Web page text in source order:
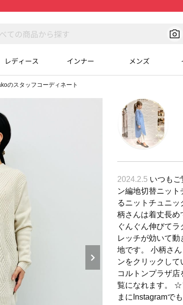
レディース インナー メンズ
のスタッフコーディネート
2024.2.5 いつも
ン編地切替ニッ
るニットチュニ
柄さんは着丈長
ぐんぐん伸びて
レッチが効いて
地です。 小柄さ
ンをクリックし
コルトンプラザ
覧になれます。
まにInstagramで